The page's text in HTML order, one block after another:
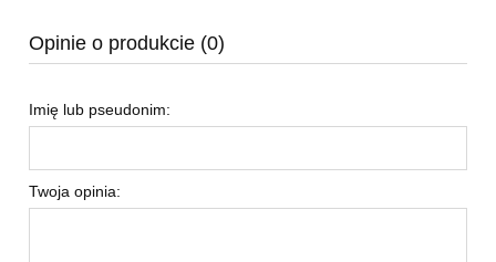
Opinie o produkcie (0)
Imię lub pseudonim:
Twoja opinia: